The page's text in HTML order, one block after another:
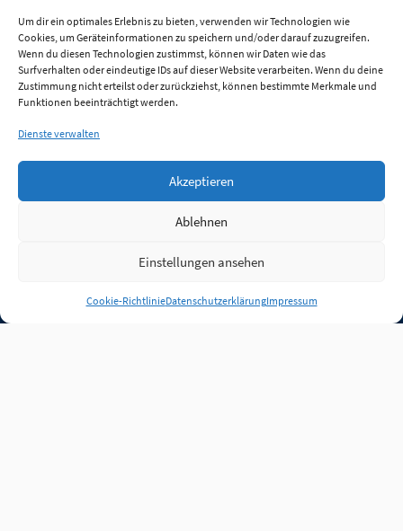
Um dir ein optimales Erlebnis zu bieten, verwenden wir Technologien wie
Cookies, um Geräteinformationen zu speichern und/oder darauf zuzugreifen.
Wenn du diesen Technologien zustimmst, können wir Daten wie das
Surfverhalten oder eindeutige IDs auf dieser Website verarbeiten. Wenn du deine
Zustimmung nicht erteilst oder zurückziehst, können bestimmte Merkmale und
Funktionen beeinträchtigt werden.
Dienste verwalten
Akzeptieren
Ablehnen
Einstellungen ansehen
Cookie-RichtlinieDatenschutzerklärungImpressum
Anmelden
Jobs Partner FAQ Quellen